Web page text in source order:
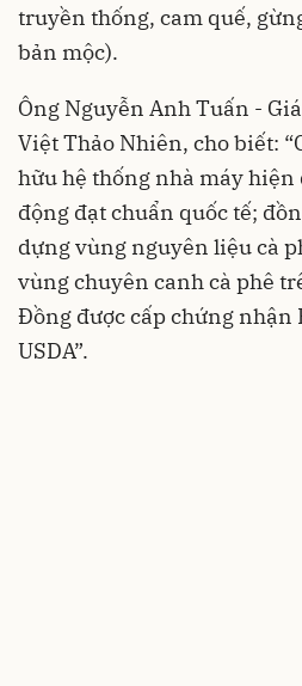
truyền thống, cam quế,
bản mộc).
Ông Nguyễn Anh Tuấn -
Việt Thảo Nhiên, cho biết:
hữu hệ thống nhà máy
động đạt chuẩn quốc tế;
dựng vùng nguyên liệu cà
vùng chuyên canh cà phê
Đồng được cấp chứng
USDA”.